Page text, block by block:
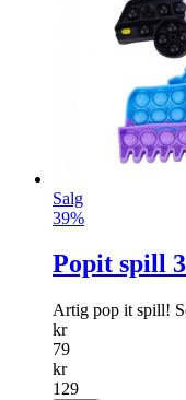
Salg
39%
Popit spill
Artig pop it spill!
kr
79
kr
129